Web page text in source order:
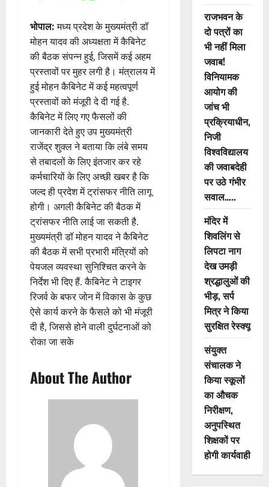
भोपाल:मध्य प्रदेश के मुख्यमंत्री डॉ
मोहन यादव की अध्यक्षता में कैबिनेट
की बैठक संपन्न हुई, जिसमें कई अहम
प्रस्तावों पर मुहर लगी है। मंत्रालय में
हुई मोहन कैबिनेट में कई महत्वपूर्ण
प्रस्तावों को मंजूरी दे दी गई है.
कैबिनेट में लिए गए फैसलों की
जानकारी देते हुए उप मुख्यमंत्री
राजेंद्र शुक्ल ने बताया कि लंबे समय
से तबादलों के लिए इंतजार कर रहे
कर्मचारियों के लिए अच्छी खबर है कि
जल्द ही प्रदेश में ट्रांसफर नीति लागू
होगी। अगली कैबिनेट की बैठक में
ट्रांसफर नीति लाई जा सकती है.
मुख्यमंत्री डॉ मोहन यादव ने कैबिनेट
की बैठक में सभी प्रभारी मंत्रियों को
पेयजल व्यवस्था सुनिश्चित करने के
निर्देश भी दिए हैं. कैबिनेट ने टाइगर
रिजर्व के बफर जोन में विकास के कुछ
ऐसे कार्य करने के फैसले को भी मंजूरी
दी है, जिससे होने वाली दुर्घटनाओं को
रोका जा सके
About The Author
राजभवन के
दो पत्रों का
भी नहीं मिला
जवाब!
विनियामक
आयोग की
जांच भी
प्रक्रियाधीन,
निजी
विश्वविद्यालय
की जवाबदेही
पर उठे गंभीर
सवाल…..
मंदिर में
शिवलिंग से
लिपटा नाग
देख उमड़ी
श्रद्धालुओं की
भीड़, सर्प
मित्र ने किया
सुरक्षित रेस्क्यू
संयुक्त
संचालक ने
किया स्कूलों
का औचक
निरीक्षण,
अनुपस्थित
शिक्षकों पर
होगी कार्यवाही